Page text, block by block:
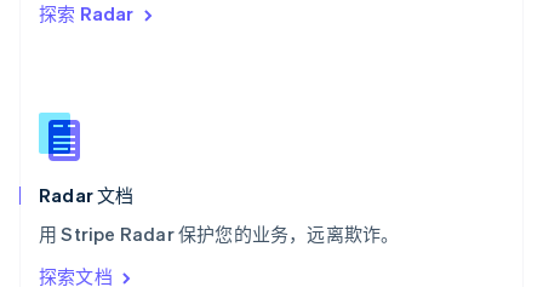
探索 Radar
Radar 文档
用 Stripe Radar 保护您的业务，远离欺诈。
探索文档
西班牙
新西兰
English
匈牙利
English
ItalianoEnglish
印度